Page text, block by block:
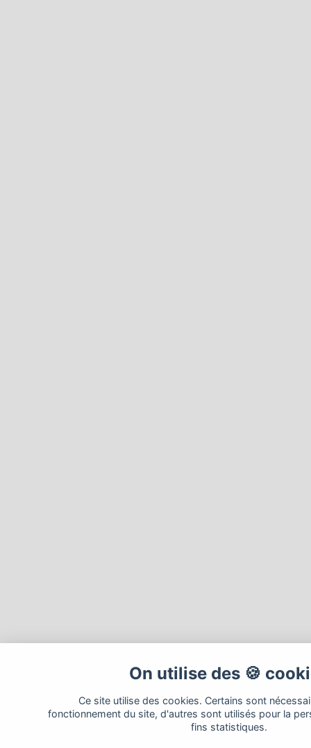
On utilise des 🍪
Ce site utilise des cookies. Certains sont
fonctionnement du site, d'autres sont utilisés pour la
fins statistiques.